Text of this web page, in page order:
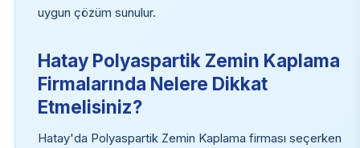
uygun çözüm sunulur.
Hatay Polyaspartik Zemin Kaplama
Firmalarında Nelere Dikkat
Etmelisiniz?
Hatay'da Polyaspartik Zemin Kaplama firması seçerken